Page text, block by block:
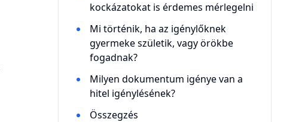
kockázatokat is érdemes mérlegelni
Mi történik, ha az igénylőknek
gyermeke születik, vagy örökbe
fogadnak?
Milyen dokumentum igénye van a
hitel igénylésének?
Összegzés